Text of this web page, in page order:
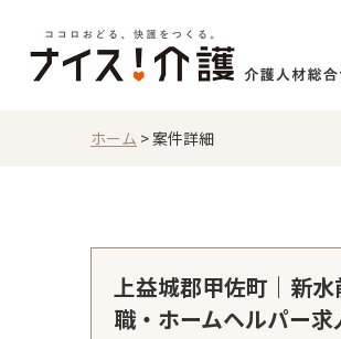
ホーム >案件詳細
上益城郡甲佐町｜新
職・ホームヘルパー求